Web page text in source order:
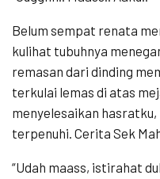
Belum sempat renata
kulihat tubuhnya
remasan dari dinding
terkulai lemas di atas
menyelesaikan
terpenuhi. Cerita Sek
“Udah maass, istirahat